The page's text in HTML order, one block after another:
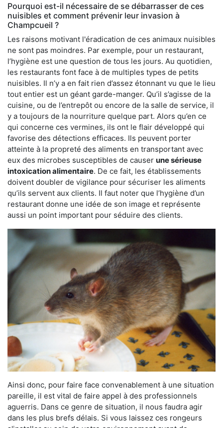
Pourquoi est-il nécessaire de se débarrasser de ces
nuisibles et comment prévenir leur invasion à
Champcueil ?
Les raisons motivant l'éradication de ces animaux nuisibles
ne sont pas moindres. Par exemple, pour un restaurant,
l’hygiène est une question de tous les jours. Au quotidien,
les restaurants font face à de multiples types de petits
nuisibles. Il n’y a en fait rien d’assez étonnant vu que le lieu
tout entier est un géant garde-manger. Qu’il s’agisse de la
cuisine, ou de l’entrepôt ou encore de la salle de service, il
y a toujours de la nourriture quelque part. Alors qu’en ce
qui concerne ces vermines, ils ont le flair développé qui
favorise des détections efficaces. Ils peuvent porter
atteinte à la propreté des aliments en transportant avec
eux des microbes susceptibles de causer une sérieuse
intoxication alimentaire. De ce fait, les établissements
doivent doubler de vigilance pour sécuriser les aliments
qu’ils servent aux clients. Il faut noter que l’hygiène d’un
restaurant donne une idée de son image et représente
aussi un point important pour séduire des clients.
Ainsi donc, pour faire face convenablement à une situation
pareille, il est vital de faire appel à des professionnels
aguerris. Dans ce genre de situation, il nous faudra agir
dans les plus brefs délais. Si vous laissez ces rongeurs